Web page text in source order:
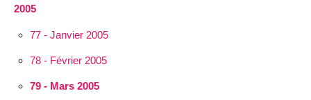
2005
77 - Janvier 2005
78 - Février 2005
79 - Mars 2005